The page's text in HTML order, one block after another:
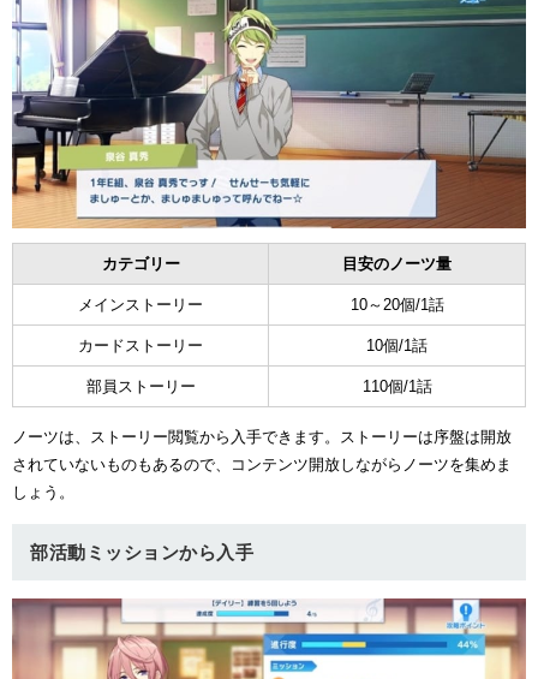
ュー
カテゴリー 目安のノーツ量
メインストーリー 10～20個/1話
カードストーリー 10個/1話
部員ストーリー 110個/1話
ノーツは、ストーリー閲覧から入手できます。ストーリーは序盤は開放
されていないものもあるので、コンテンツ開放しながらノーツを集めま
しょう。
部活動ミッションから入手